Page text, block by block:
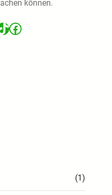
können.
Facebook
(1)